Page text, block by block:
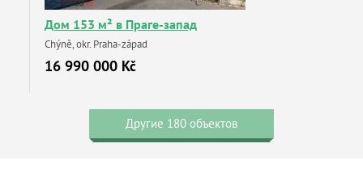
Дом 153 м² в Праге-запад
Chýně, okr. Praha-západ
16 990 000 Kč
Другие 180 объектов